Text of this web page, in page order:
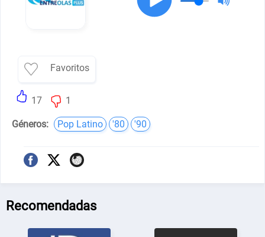
Favoritos
17 1
Géneros: Pop Latino '80 '90
Recomendadas